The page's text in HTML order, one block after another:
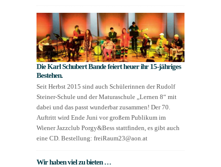
Die Karl Schubert Bande feiert heuer ihr 15-jähriges
Bestehen.
Seit Herbst 2015 sind auch Schülerinnen der Rudolf
Steiner-Schule und der Maturaschule „Lernen 8“ mit
dabei und das passt wunderbar zusammen! Der 70.
Auftritt wird Ende Juni vor großem Publikum im
Wiener Jazzclub Porgy&Bess stattfinden, es gibt auch
eine CD. Bestellung: freiRaum23@aon.at
Wir haben viel zu bieten …